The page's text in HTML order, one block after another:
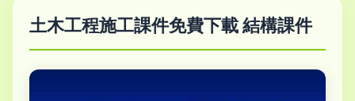
土木工程施工課件免費下載 結構課件